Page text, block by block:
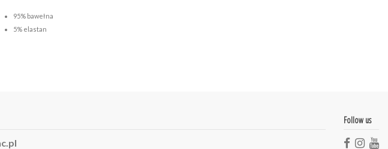
95% bawełna
5% elastan
Follow us